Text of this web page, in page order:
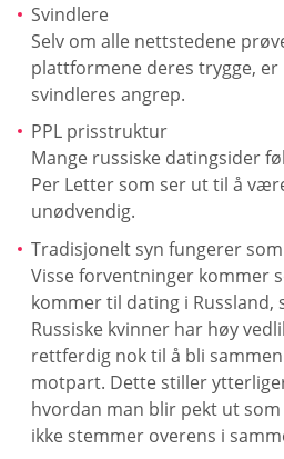
Svindlere
Selv om alle nettstedene
plattformene deres trygge,
svindleres angrep.
PPL prisstruktur
Mange russiske datingsider
Per Letter som ser ut til å
unødvendig.
Tradisjonelt syn fungerer
Visse forventninger kommer
kommer til dating i Russland,
Russiske kvinner har høy
rettferdig nok til å bli
motpart. Dette stiller
hvordan man blir pekt ut som
ikke stemmer overens i